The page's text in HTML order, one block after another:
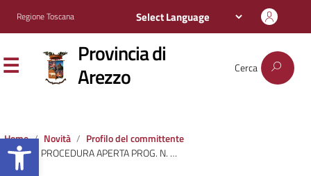
Apri la barra degli strumenti
Regione Toscana
Provincia di
Arezzo Cerca
Home Novità
Profilo del committente
45 – PROCEDURA APERTA PROG. N. 20-V013 – LAVORI DI SISTEMAZIONE E ADEGUAMENTO DEL “PONTE TOPPOLI” SUL FIUME ARNO LUNGO LA S.P. 64 DI ORTIGNANO RAGGIOLO